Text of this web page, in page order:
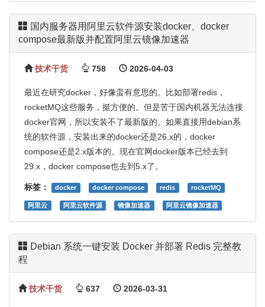
国内服务器用阿里云软件源安装docker、docker
compose最新版并配置阿里云镜像加速器
技术干货 758 2026-04-03
最近在研究docker，好像蛮有意思的。比如部署redis，
rocketMQ这些服务，挺方便的。但是苦于国内机器无法连接
docker官网，所以安装不了最新版的。如果直接用debian系
统的软件源，安装出来的docker还是26.x的，docker
compose还是2.x版本的。现在官网docker版本已经去到
29.x，docker compose也去到5.x了。
标签： docker docker compose redis rocketMQ
阿里云 阿里云软件源 镜像加速器 阿里云镜像加速器
Debian 系统一键安装 Docker 并部署 Redis 完整教
程
技术干货 637 2026-03-31